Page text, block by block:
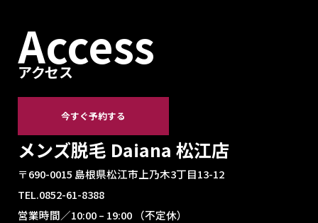
Access
アクセス
今すぐ予約する
メンズ脱毛 Daiana 松江店
〒690-0015 島根県松江市上乃木3丁目13-12
TEL.0852-61-8388
営業時間／10:00 – 19:00 （不定休）